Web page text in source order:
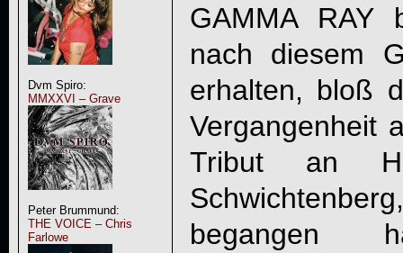
Dvm Spiro:
MMXXVI – Grave
Peter Brummund:
THE VOICE – Chris
Farlowe
GAMMA RAY
nach diesem
erhalten, bloß
Vergangenheit
Tribut an
begangen